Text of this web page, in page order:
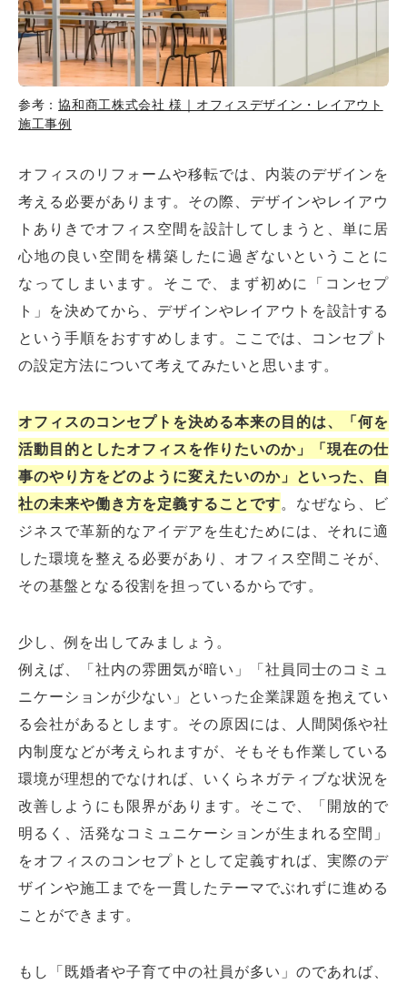
参考：協和商工株式会社 様｜オフィスデザイン・レイアウト
施工事例
オフィスのリフォームや移転では、内装のデザインを
考える必要があります。その際、デザインやレイアウ
トありきでオフィス空間を設計してしまうと、単に居
心地の良い空間を構築したに過ぎないということに
なってしまいます。そこで、まず初めに「コンセプ
ト」を決めてから、デザインやレイアウトを設計する
という手順をおすすめします。ここでは、コンセプト
の設定方法について考えてみたいと思います。
オフィスのコンセプトを決める本来の目的は、「何を
活動目的としたオフィスを作りたいのか」「現在の仕
事のやり方をどのように変えたいのか」といった、自
社の未来や働き方を定義することです。なぜなら、ビ
ジネスで革新的なアイデアを生むためには、それに適
した環境を整える必要があり、オフィス空間こそが、
その基盤となる役割を担っているからです。
少し、例を出してみましょう。
例えば、「社内の雰囲気が暗い」「社員同士のコミュ
ニケーションが少ない」といった企業課題を抱えてい
る会社があるとします。その原因には、人間関係や社
内制度などが考えられますが、そもそも作業している
環境が理想的でなければ、いくらネガティブな状況を
改善しようにも限界があります。そこで、「開放的で
明るく、活発なコミュニケーションが生まれる空間」
をオフィスのコンセプトとして定義すれば、実際のデ
ザインや施工までを一貫したテーマでぶれずに進める
ことができます。
もし「既婚者や子育て中の社員が多い」のであれば、